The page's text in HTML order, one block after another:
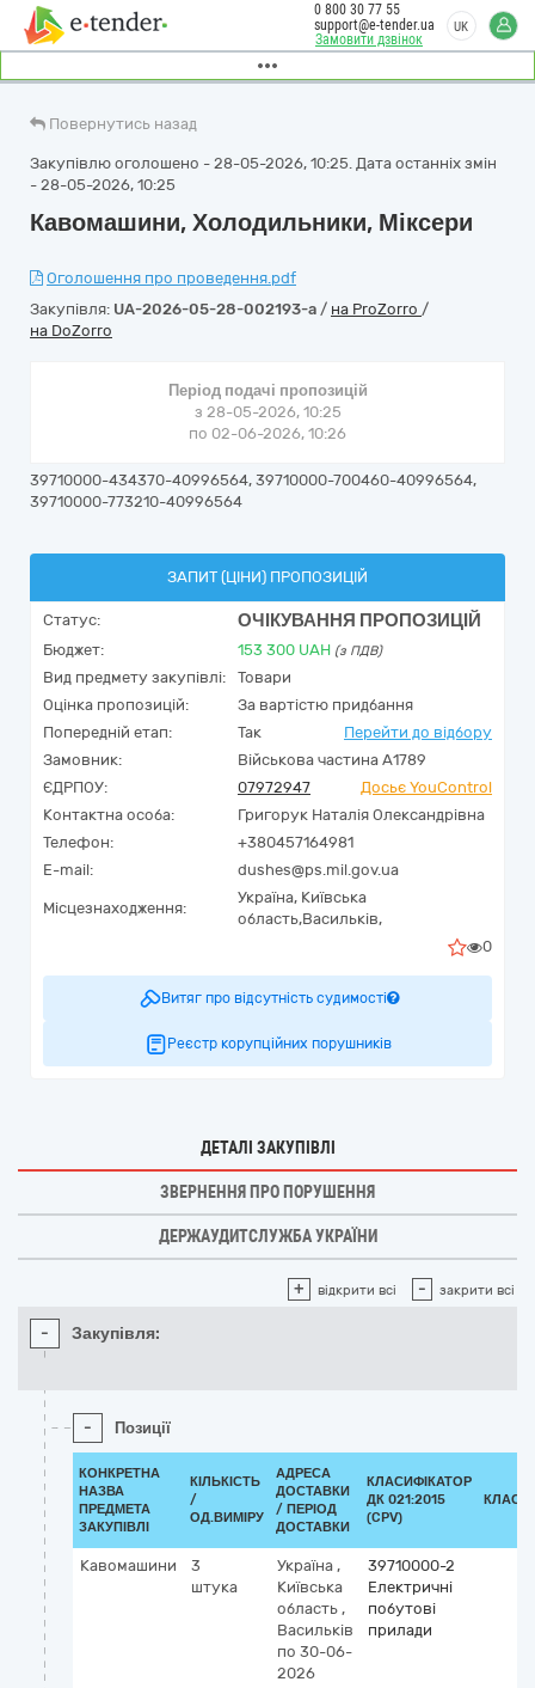
Замовити дзвінок
0 800 30 77 55
support@e-tender.ua
UK
Повернутись назад
Закупівлю оголошено - 28-05-2026, 10:25. Дата останніх змін
- 28-05-2026, 10:25
Кавомашини, Холодильники, Міксери
Оголошення про проведення.pdf
Закупівля: UA-2026-05-28-002193-a / на ProZorro /
на DoZorro
Період подачі пропозицій
з 28-05-2026, 10:25
по 02-06-2026, 10:26
39710000-434370-40996564, 39710000-700460-40996564,
39710000-773210-40996564
ЗАПИТ (ЦІНИ) ПРОПОЗИЦІЙ
Статус: ОЧІКУВАННЯ ПРОПОЗИЦІЙ
Бюджет: 153 300 UAH (з ПДВ)
Вид предмету закупівлі:
Товари
Оцінка пропозицій:
За вартістю придбання
Попередній етап:
Так
Перейти до відбору
Замовник:
Військова частина А1789
ЄДРПОУ:
07972947
Досьє YouControl
Контактна особа:
Григорук Наталія Олександрівна
Телефон:
+380457164981
E-mail:
dushes@ps.mil.gov.ua
Місцезнаходження:
Україна, Київська
область,Васильків,
0
Витяг про відсутність судимості
Реєстр корупційних порушників
ДЕТАЛІ ЗАКУПІВЛІ
ЗВЕРНЕННЯ ПРО ПОРУШЕННЯ
ДЕРЖАУДИТСЛУЖБА УКРАЇНИ
+ відкрити всі - закрити всі
- Закупівля:
- Позиції
КОНКРЕТНА
НАЗВА
ПРЕДМЕТА
ЗАКУПІВЛІ
КІЛЬКІСТЬ
/
ОД.ВИМІРУ
АДРЕСА
ДОСТАВКИ
/ ПЕРІОД
ДОСТАВКИ
КЛАСИФІКАТОР
ДК 021:2015
(CPV)
Кавомашини
3
штука
Україна ,
Київська
область ,
Васильків
по 30-06-
2026
39710000-2
Електричні
побутові
прилади